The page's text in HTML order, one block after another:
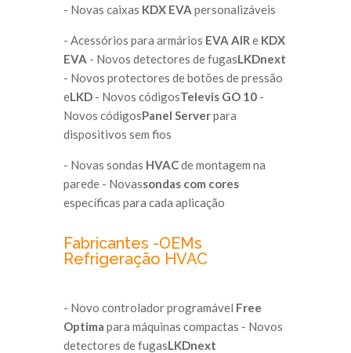
- Novas caixas KDX EVA personalizáveis
- Acessórios para armários EVA AIR e KDX
EVA - Novos detectores de fugasLKDnext
- Novos protectores de botões de pressão
eLKD- Novos códigosTelevis GO 10-
Novos códigosPanel Serverpara
dispositivos sem fios
- Novas sondas HVACde montagem na
parede - Novassondas com cores
específicas para cada aplicação
Fabricantes -OEMs
Refrigeração HVAC
- Novo controlador programável Free
Optima para máquinas compactas - Novos
detectores de fugasLKDnext